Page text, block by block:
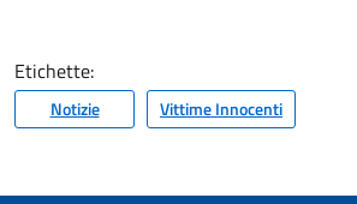
Etichette:
Notizie Vittime Innocenti